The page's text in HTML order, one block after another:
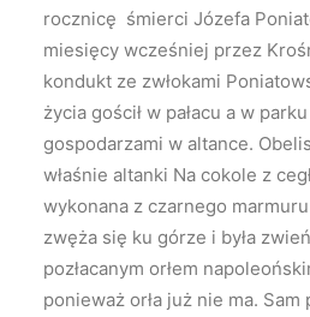
rocznicę śmierci Józefa
miesięcy wcześniej przez
kondukt ze zwłokami
życia gościł w pałacu a w
gospodarzami w altance.
właśnie altanki Na cokole z
wykonana z czarnego
zwęża się ku górze i była
pozłacanym orłem
ponieważ orła już nie ma. Sam